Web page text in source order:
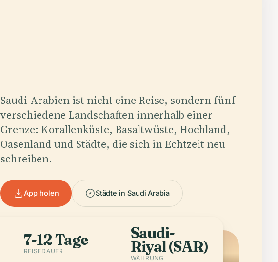
Saudi-Arabien ist nicht eine Reise, sondern fünf
verschiedene Landschaften innerhalb einer
Grenze: Korallenküste, Basaltwüste, Hochland,
Oasenland und Städte, die sich in Echtzeit neu
schreiben.
App holen Städte in Saudi Arabia
7-12 Tage
REISEDAUER
Saudi-
Riyal (SAR)
WÄHRUNG